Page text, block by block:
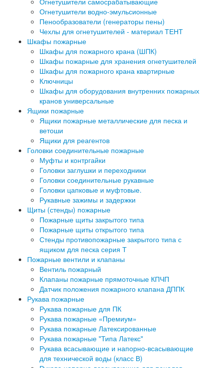
Огнетушители водно-эмульсионные
Пенообразователи (генераторы пены)
Чехлы для огнетушителей - материал ТЕНТ
Шкафы пожарные
Шкафы для пожарного крана (ШПК)
Шкафы пожарные для хранения огнетушителей
Шкафы для пожарного крана квартирные
Ключницы
Шкафы для оборудования внутренних пожарных
кранов универсальные
Ящики пожарные
Ящики пожарные металлические для песка и
ветоши
Ящики для реагентов
Головки соединительные пожарные
Муфты и контргайки
Головки заглушки и переходники
Головки соединительные рукавные
Головки цапковые и муфтовые.
Рукавные зажимы и задержки
Щиты (стенды) пожарные
Пожарные щиты закрытого типа
Пожарные щиты открытого типа
Стенды противопожарные закрытого типа с
ящиком для песка серия Т
Пожарные вентили и клапаны
Вентиль пожарный
Клапаны пожарные прямоточные КПЧП
Датчик положения пожарного клапана ДППК
Рукава пожарные
Рукава пожарные для ПК
Рукава пожарные «Премиум»
Рукава пожарные Латексированные
Рукава пожарные "Типа Латекс"
Рукава всасывающие и напорно-всасывающие
для технической воды (класс В)